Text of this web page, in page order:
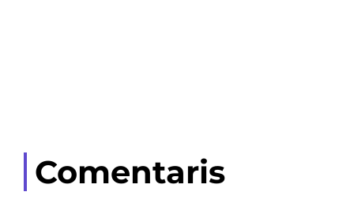
Comentaris